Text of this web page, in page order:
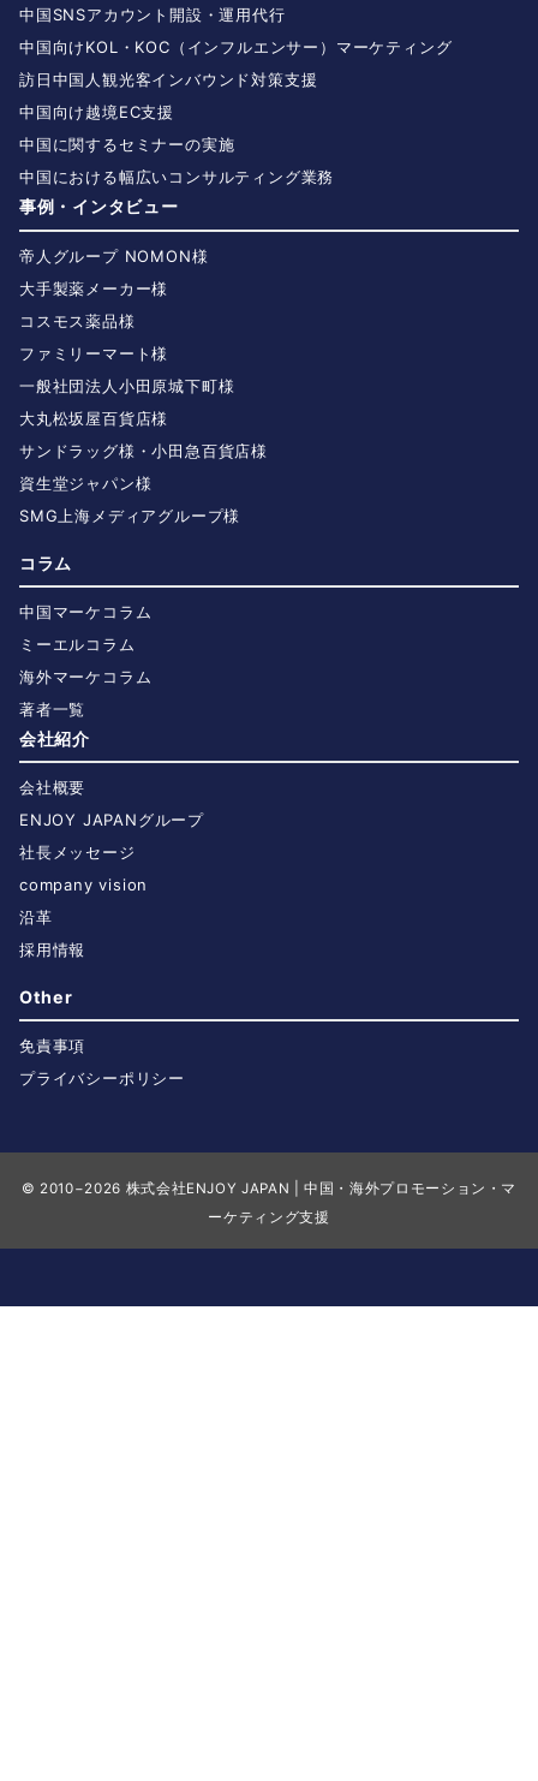
中国SNSアカウント開設・運用代行
中国向けKOL・KOC（インフルエンサー）マーケティング
訪日中国人観光客インバウンド対策支援
中国向け越境EC支援
中国に関するセミナーの実施
中国における幅広いコンサルティング業務
事例・インタビュー
帝人グループ NOMON様
大手製薬メーカー様
コスモス薬品様
ファミリーマート様
一般社団法人小田原城下町様
大丸松坂屋百貨店様
サンドラッグ様・小田急百貨店様
資生堂ジャパン様
SMG上海メディアグループ様
コラム
中国マーケコラム
ミーエルコラム
海外マーケコラム
著者一覧
会社紹介
会社概要
ENJOY JAPANグループ
社長メッセージ
company vision
沿革
採用情報
Other
免責事項
プライバシーポリシー
© 2010−2026 株式会社ENJOY JAPAN | 中国・海外プロモーション・マ
ーケティング支援